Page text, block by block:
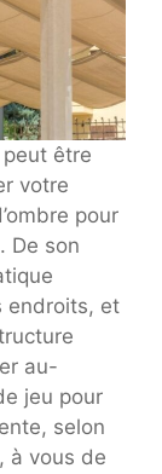
peut être
votre
pour
De son
endroits, et
au-
jeu pour
selon
à vous de